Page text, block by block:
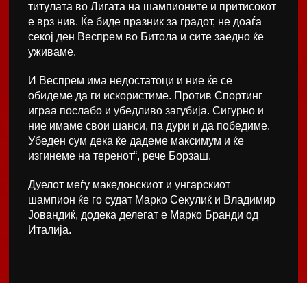
титулата во Лигата на шампионите и притисокот
е врз нив. Ќе биде празник за градот, не доаѓа
секој ден Веспрем во Битола и сите заедно ќе
уживаме.
И Веспрем има недостатоци и ние ќе се
обидеме да ги искористиме. Против Спортинг
играа послабо и убедливо загубија. Сигурно и
ние имаме свои шанси, па дури и да победиме.
Убеден сум дека ќе дадеме максимум и ќе
изгинеме на теренот“, рече Борзаш.
Дуелот меѓу македонскиот и унгарскиот
шампион ќе го судат Марко Секулиќ и Владимир
Јовандиќ, додека делегат е Марко Бранди од
Италија.